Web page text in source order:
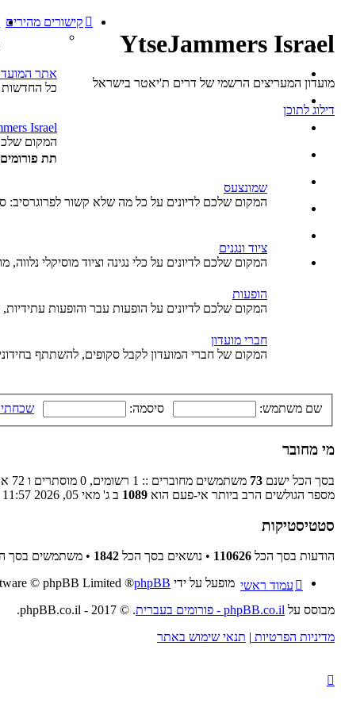
YtseJammers Israel
מועדון המעריצים הרשמי של דרים ת'יאטר בישראל
דילוג לתוכן
קישורים מהירים
אתר
כל החדשות
Israel
המקום
תת
שמונצעס
המקום שלכם לדיונים על כל מה שלא קשור לפרוגרסיב:
ציוד ונגנים
המקום שלכם לדיונים על כלי נגינה וציוד מוסיקלי נלווה,
הופעות
המקום שלכם לדיונים על הופעות עבר והופעות
חברי מועדון
המקום של חברי המועדון לקבל סקופים, להשתתף
שם משתמש: סיסמה:
מי מחובר
בסך הכל ישנם 73 משתמשים מחוברים :: 1 רשומים, 0 מוסתרים ו 72 אורחים (מבוסס על משתמשים פעילים ב־5 הדקות האחרונות)
מספר הגולשים הרב ביותר אי-פעם הוא 1089 ב ג' מאי 05, 2026 11:57 am
סטטיסטיקות
הודעות בסך הכל 110626 • נושאים בסך הכל 1842 • משתמשים בסך
עמוד ראשי מופעל על ידי phpBB
® Forum Software © phpBB Limited
מבוסס על phpBB.co.il - פורומים בעברית
. © 2017 - phpBB.co.il.
מדיניות הפרטיות
תנאי שימוש באתר